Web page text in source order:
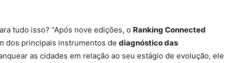
tudo isso? “Após nove edições, o Ranking Connected
dos principais instrumentos de diagnóstico das
as cidades em relação ao seu estágio de evolução, ele